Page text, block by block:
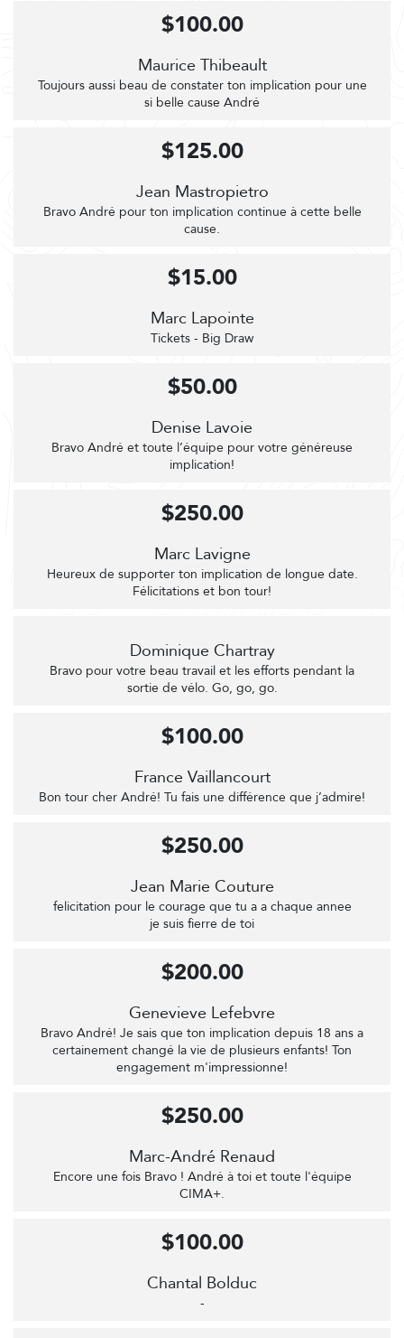
Maurice Thibeault
Toujours aussi beau de constater ton implication pour une
si belle cause André
$100.00
Jean Mastropietro
Bravo André pour ton implication continue à cette belle
cause.
$125.00
Marc Lapointe
Tickets - Big Draw
$15.00
Denise Lavoie
Bravo André et toute l’équipe pour votre généreuse
implication!
$50.00
Marc Lavigne
Heureux de supporter ton implication de longue date.
Félicitations et bon tour!
$250.00
Dominique Chartray
Bravo pour votre beau travail et les efforts pendant la
sortie de vélo. Go, go, go.
France Vaillancourt
Bon tour cher André! Tu fais une différence que j’admire!
$100.00
Jean Marie Couture
felicitation pour le courage que tu a a chaque annee
je suis fierre de toi
$250.00
Genevieve Lefebvre
Bravo André! Je sais que ton implication depuis 18 ans a
certainement changé la vie de plusieurs enfants! Ton
engagement m'impressionne!
$200.00
Marc-André Renaud
Encore une fois Bravo ! André à toi et toute l'équipe
CIMA+.
$250.00
Chantal Bolduc
-
$100.00